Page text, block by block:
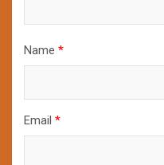
Name *
Email *